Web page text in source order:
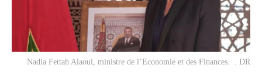
Nadia Fettah Alaoui, ministre de l’Economie et des Finances. . DR